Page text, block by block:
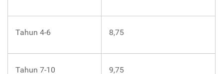
Tahun 4-6 8,75
Tahun 7-10 9,75